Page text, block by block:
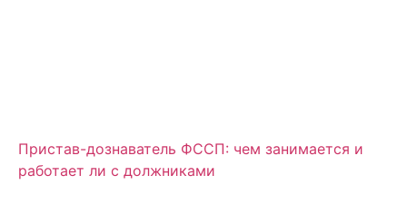
Пристав-дознаватель ФССП: чем занимается и
работает ли с должниками